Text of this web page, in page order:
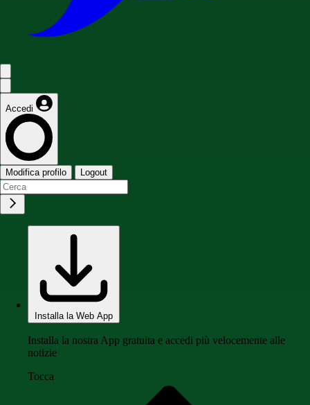
Accedi
Modifica profilo Logout
Installa la Web App
Installa la nostra App gratuita e accedi più velocemente alle
notizie
Tocca